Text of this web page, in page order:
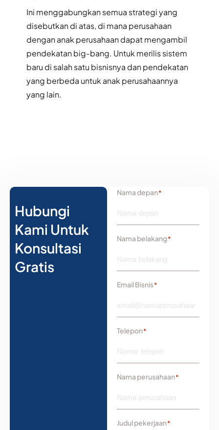
Ini menggabungkan semua strategi yang
disebutkan di atas, di mana perusahaan
dengan anak perusahaan dapat mengambil
pendekatan big-bang. Untuk merilis sistem
baru di salah satu bisnisnya dan pendekatan
yang berbeda untuk anak perusahaannya
yang lain.
Hubungi
Kami Untuk
Konsultasi
Gratis
Nama depan*
Nama belakang*
Email Bisnis*
Telepon*
Nama perusahaan*
Judul pekerjaan*